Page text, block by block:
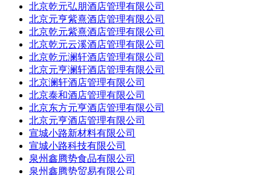
北京乾元弘朋酒店管理有限公司
北京元亨紫熹酒店管理有限公司
北京乾元紫熹酒店管理有限公司
北京乾元云溪酒店管理有限公司
北京乾元澜轩酒店管理有限公司
北京元亨澜轩酒店管理有限公司
北京澜轩酒店管理有限公司
北京泰和酒店管理有限公司
北京东方元亨酒店管理有限公司
北京元亨酒店管理有限公司
宣城小路新材料有限公司
宣城小路科技有限公司
泉州鑫腾势食品有限公司
泉州鑫腾势贸易有限公司